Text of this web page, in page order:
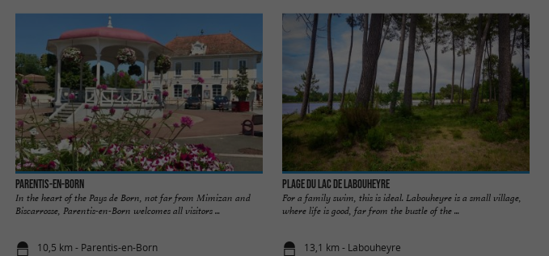
Parentis-en-Born
In the heart of the Pays de Born, not far from Mimizan and
Biscarrosse, Parentis-en-Born welcomes all visitors ...
10,5 km - Parentis-en-Born
Plage du Lac de Labouheyre
For a family swim, this is ideal. Labouheyre is a small village,
where life is good, far from the bustle of the ...
13,1 km - Labouheyre